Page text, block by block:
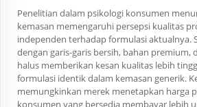
Penelitian dalam psikologi konsumen
kemasan memengaruhi persepsi kualitas
independen terhadap formulasi aktualnya.
dengan garis-garis bersih, bahan premium,
halus memberikan kesan kualitas lebih
formulasi identik dalam kemasan generik.
memungkinkan merek menetapkan harga
konsumen yang bersedia membayar lebih